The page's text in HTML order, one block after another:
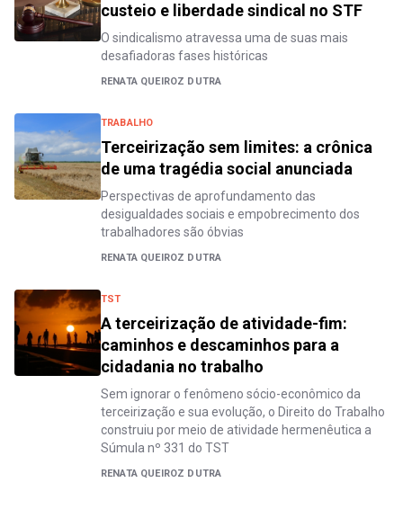
custeio e liberdade sindical no STF
O sindicalismo atravessa uma de suas mais
desafiadoras fases históricas
RENATA QUEIROZ DUTRA
TRABALHO
Terceirização sem limites: a crônica
de uma tragédia social anunciada
Perspectivas de aprofundamento das
desigualdades sociais e empobrecimento dos
trabalhadores são óbvias
RENATA QUEIROZ DUTRA
TST
A terceirização de atividade-fim:
caminhos e descaminhos para a
cidadania no trabalho
Sem ignorar o fenômeno sócio-econômico da
terceirização e sua evolução, o Direito do Trabalho
construiu por meio de atividade hermenêutica a
Súmula nº 331 do TST
RENATA QUEIROZ DUTRA